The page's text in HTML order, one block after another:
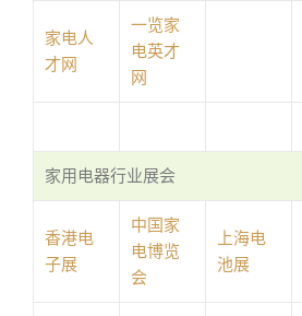
家电人
才网
一览家
电英才
网
家用电器行业展会
香港电
子展
中国家
电博览
会
上海电
池展